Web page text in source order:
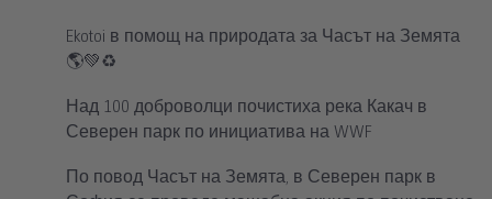
Ekotoi в помощ на природата за Часът на Земята
🌎💚♻️
Над 100 доброволци почистиха река Какач в
Северен парк по инициатива на WWF
По повод Часът на Земята, в Северен парк в